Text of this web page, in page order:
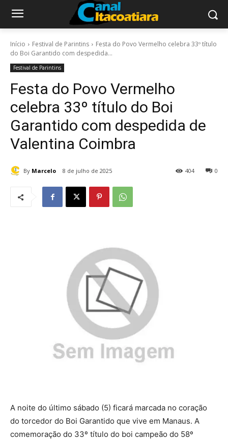
Início Festival de Parintins
Festa do Povo Vermelho celebra 33º título
do Boi Garantido com despedida...
Festival de Parintins
Festa do Povo Vermelho
celebra 33º título do Boi
Garantido com despedida de
Valentina Coimbra
By Marcelo 8 de julho de 2025 0
404
A noite do último sábado (5) ficará marcada no coração
do torcedor do Boi Garantido que vive em Manaus. A
comemoração do 33º título do boi campeão do 58º